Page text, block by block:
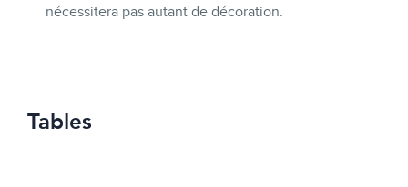
nécessitera pas autant de décoration.
Tables